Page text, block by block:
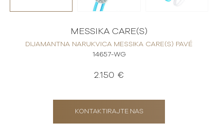
MESSIKA CARE(S)
DIJAMANTNA NARUKVICA MESSIKA CARE(S) PAVÉ
14657-WG
2.150 €
KONTAKTIRAJTE NAS